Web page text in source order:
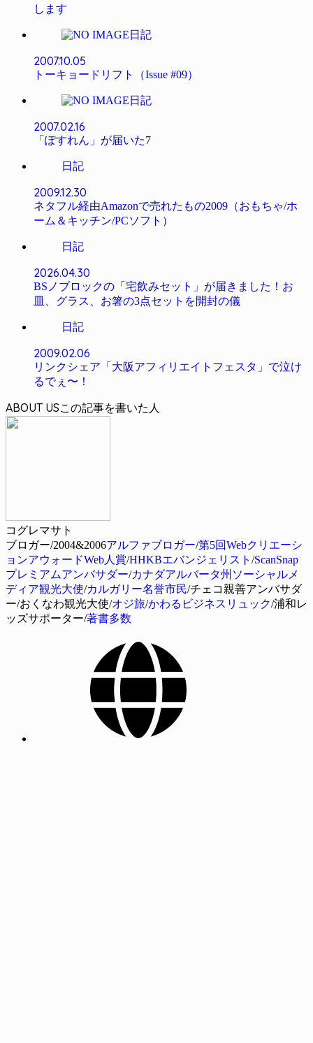
します
日記
2007.10.05
トーキョードリフト（Issue #09）
日記
2007.02.16
「ぽすれん」が届いた7
日記
2009.12.30
ネタフル経由Amazonで売れたもの2009（おもちゃ/ホ
ーム＆キッチン/PCソフト）
日記
2026.04.30
BSノブロックの「宅飲みセット」が届きました！お
皿、グラス、お箸の3点セットを開封の儀
日記
2009.02.06
リンクシェア「大阪アフィリエイトフェスタ」で泣け
るでぇ〜！
ABOUT US
コグレマサト
ブロガー/2004&2006アルファブロガー/第5回Webクリエーシ
ョンアウォードWeb人賞/HHKBエバンジェリスト /ScanSnap
プレミアムアンバサダー/カナダアルバータ州ソーシャルメ
ディア観光大使/カルガリー名誉市民/チェコ親善アンバサダ
ー/おくなわ観光大使/オジ旅/かわるビジネスリュック/浦和レ
ッズサポーター/著書多数